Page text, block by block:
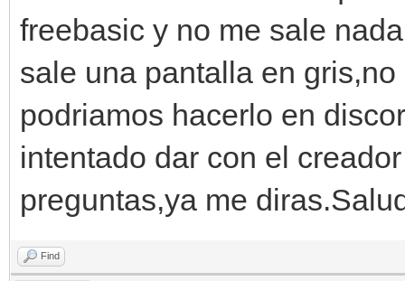
freebasic y no me sale
sale una pantalla en
podriamos hacerlo en
intentado dar con el
preguntas,ya me
Find